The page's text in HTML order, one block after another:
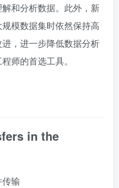
和分析数据。此外，新
模数据集时依然保持高
，进一步降低数据分析
师的首选工具。
in the
传输